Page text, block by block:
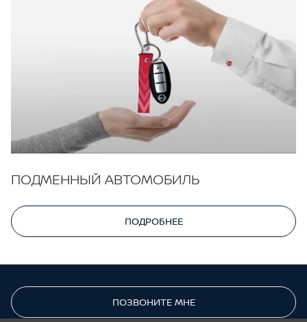
ПОДМЕННЫЙ АВТОМОБИЛЬ
ПОДРОБНЕЕ
ПОЗВОНИТЕ МНЕ